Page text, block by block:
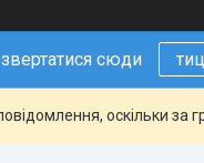
сюди
оскільки за